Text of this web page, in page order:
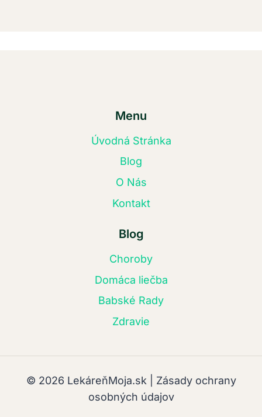
Menu
Úvodná Stránka
Blog
O Nás
Kontakt
Blog
Choroby
Domáca liečba
Babské Rady
Zdravie
© 2026 LekáreňMoja.sk | Zásady ochrany
osobných údajov